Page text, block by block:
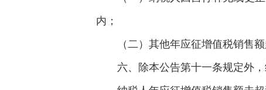
内；
（二）其他年应征增值税销售
六、除本公告第十一条规定外